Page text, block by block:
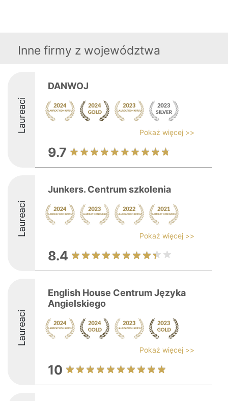
Inne firmy z województwa
Laureaci
DANWOJ
Pokaż więcej >>
9.7
Laureaci
Junkers. Centrum szkolenia
Pokaż więcej >>
8.4
Laureaci
English House Centrum Języka
Angielskiego
Pokaż więcej >>
10